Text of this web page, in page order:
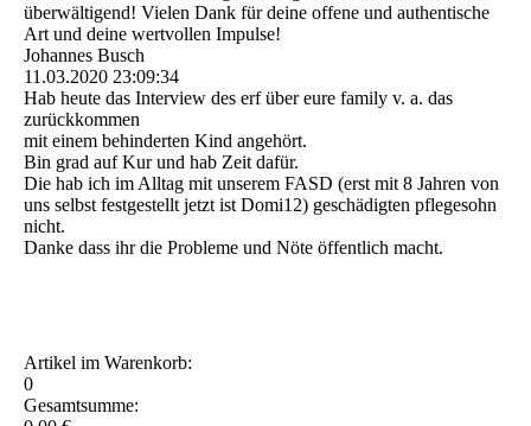
überwältigend! Vielen Dank für deine offene und authentische
Art und deine wertvollen Impulse!
Johannes Busch
11.03.2020 23:09:34
Hab heute das Interview des erf über eure family v. a. das
zurückkommen
mit einem behinderten Kind angehört.
Bin grad auf Kur und hab Zeit dafür.
Die hab ich im Alltag mit unserem FASD (erst mit 8 Jahren von
uns selbst festgestellt jetzt ist Domi12) geschädigten pflegesohn
nicht.
Danke dass ihr die Probleme und Nöte öffentlich macht.
Artikel im Warenkorb:
0
Gesamtsumme: